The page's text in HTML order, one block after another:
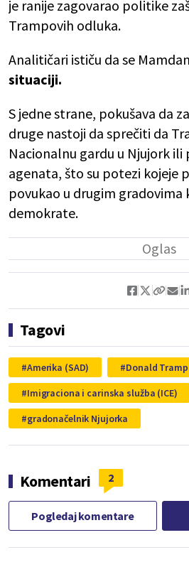
je ranije zagovarao politike
Trampovih odluka.
Analitičari ističu da se
situaciji.
S jedne strane, pokušava da
druge nastoji da sprečiti da
Nacionalnu gardu u Njujork ili
agenata, što su potezi kojeje
povukao u drugim gradovima
demokrate.
Tagovi
Amerika (SAD) Donald Tramp
Imigraciona i carinska služba (ICE)
gradonačelnik Njujorka
Komentari 2
Pogledaj komentare